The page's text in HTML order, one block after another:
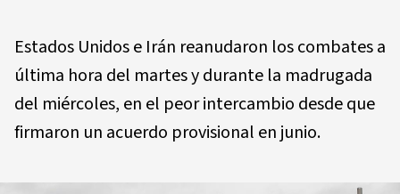
Estados Unidos e Irán reanudaron los combates a
última hora del martes y durante la madrugada
del miércoles, en el peor intercambio desde que
firmaron un acuerdo provisional en junio.